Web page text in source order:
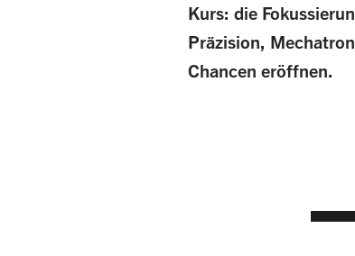
Kurs: die
Präzision,
Chancen eröffnen.